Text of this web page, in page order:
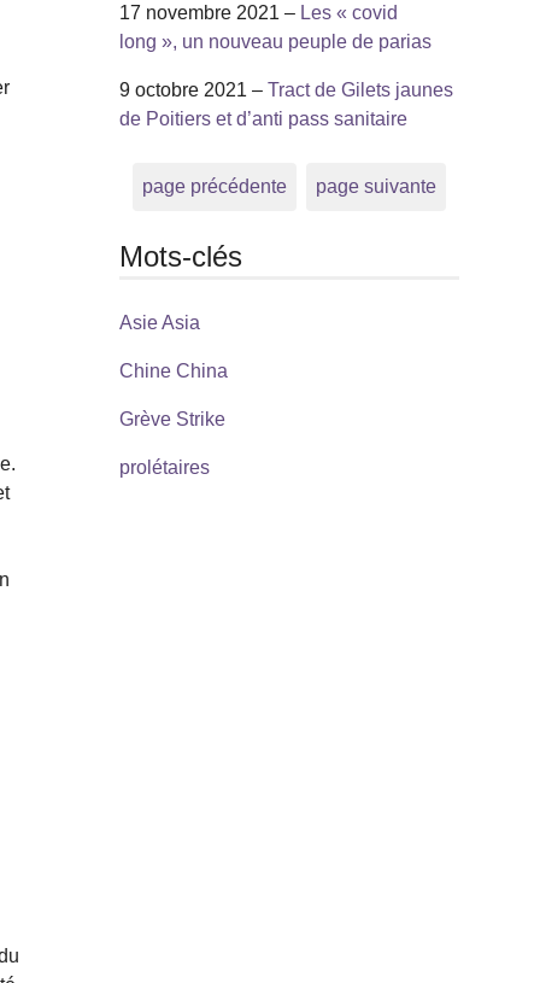
17 novembre 2021 – Les « covid
long », un nouveau peuple de parias
9 octobre 2021 – Tract de Gilets jaunes
de Poitiers et d’anti pass sanitaire
page précédente page suivante
Mots-clés
Asie Asia
Chine China
Grève Strike
prolétaires